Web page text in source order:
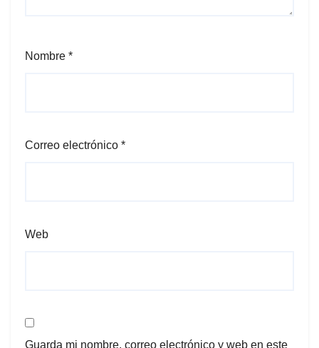
Nombre *
Correo electrónico *
Web
Guarda mi nombre, correo electrónico y web en este